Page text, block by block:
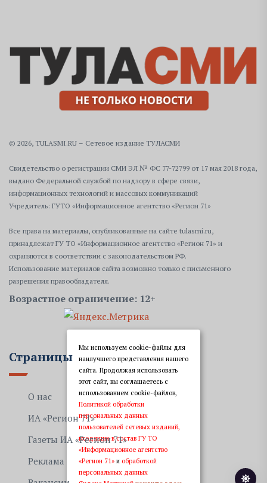
© 2026, TULASMI.RU – Сетевое издание ТУЛАСМИ
Свидетельство о регистрации СМИ ЭЛ № ФС 77-72799 от 17 мая 2018 года,
выдано Федеральной службой по надзору в сфере связи,
информационных технологий и массовых коммуникаций
Учредитель: ГУТО «Информационное агентство «Регион 71»
Все права на материалы, опубликованные на сайте tulasmi.ru,
принадлежат ГУ ТО «Информационное агентство «Регион 71» и
охраняются в соответствии с законодательством РФ.
Использование материалов сайта возможно только с письменного
разрешения правообладателя.
Возрастное ограничение: 12+
Страницы
О нас
ИА «Регион 71»
Газеты ИА «Регион 71»
Реклама
Мы используем cookie-файлы для
наилучшего представления нашего
сайта. Продолжая использовать
этот сайт, вы соглашаетесь с
использованием cookie-файлов,
Политикой обработки
персональных данных
пользователей сетевых изданий,
входящих в состав ГУ ТО
«Информационное агентство
«Регион 71» и обработкой
персональных данных